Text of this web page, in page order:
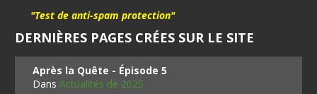
"Test de anti-spam protection"
DERNIÈRES PAGES CRÉES SUR LE SITE
Après la Quête - Épisode 5
DansActualités de 2025